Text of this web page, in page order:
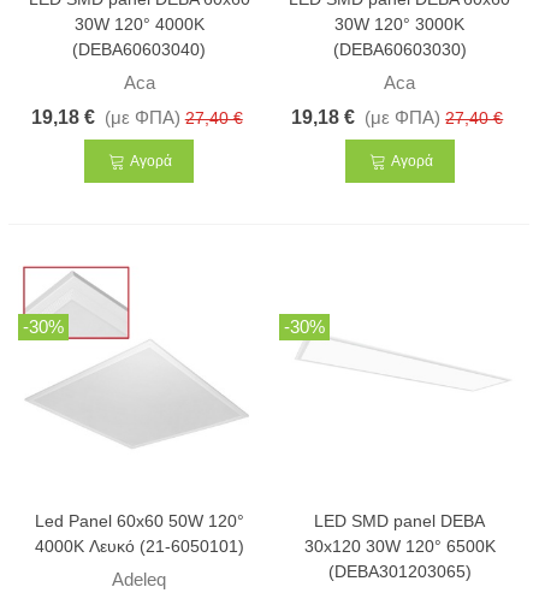
30W 120° 4000K
(DEBA60603040)
Aca
19,18 € (με ΦΠΑ) 27,40 €
Αγορά
30W 120° 3000K
(DEBA60603030)
Aca
19,18 € (με ΦΠΑ) 27,40 €
Αγορά
-30%
Led Panel 60x60 50W 120°
4000K Λευκό (21-6050101)
Adeleq
-30%
LED SMD panel DEBA
30x120 30W 120° 6500K
(DEBA301203065)